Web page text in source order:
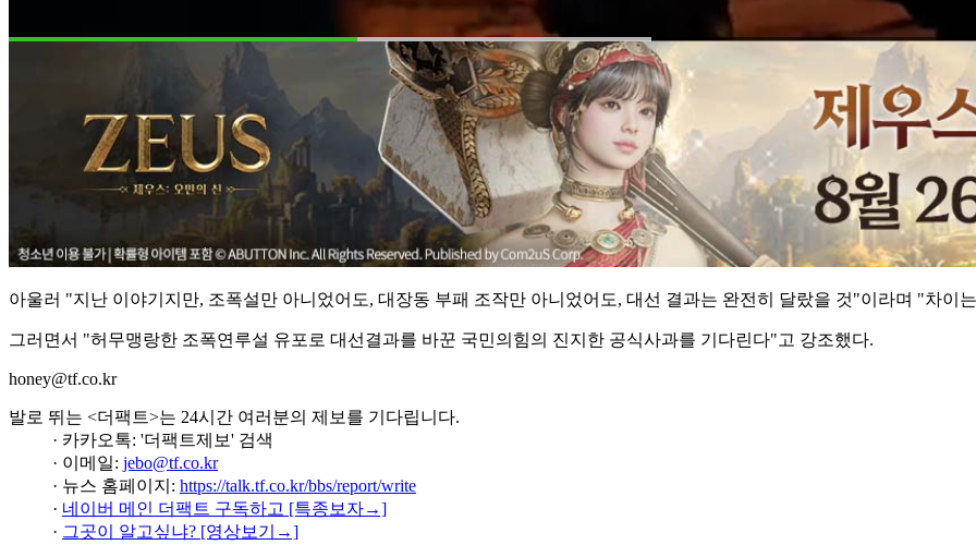
아울러 "지난 이야기지만, 조폭설만 아니었어도, 대장동 부패 조작만 아니었어도, 대선 결과는 완전히 달랐을 것"이라며 "차이
그러면서 "허무맹랑한 조폭연루설 유포로 대선결과를 바꾼 국민의힘의 진지한 공식사과를 기다린다"고 강조했다.
honey@tf.co.kr
발로 뛰는 <더팩트>는 24시간 여러분의 제보를 기다립니다.
· 카카오톡: '더팩트제보' 검색
· 이메일: jebo@tf.co.kr
· 뉴스 홈페이지: https://talk.tf.co.kr/bbs/report/write
· 네이버 메인 더팩트 구독하고 [특종보자→]
· 그곳이 알고싶냐? [영상보기→]